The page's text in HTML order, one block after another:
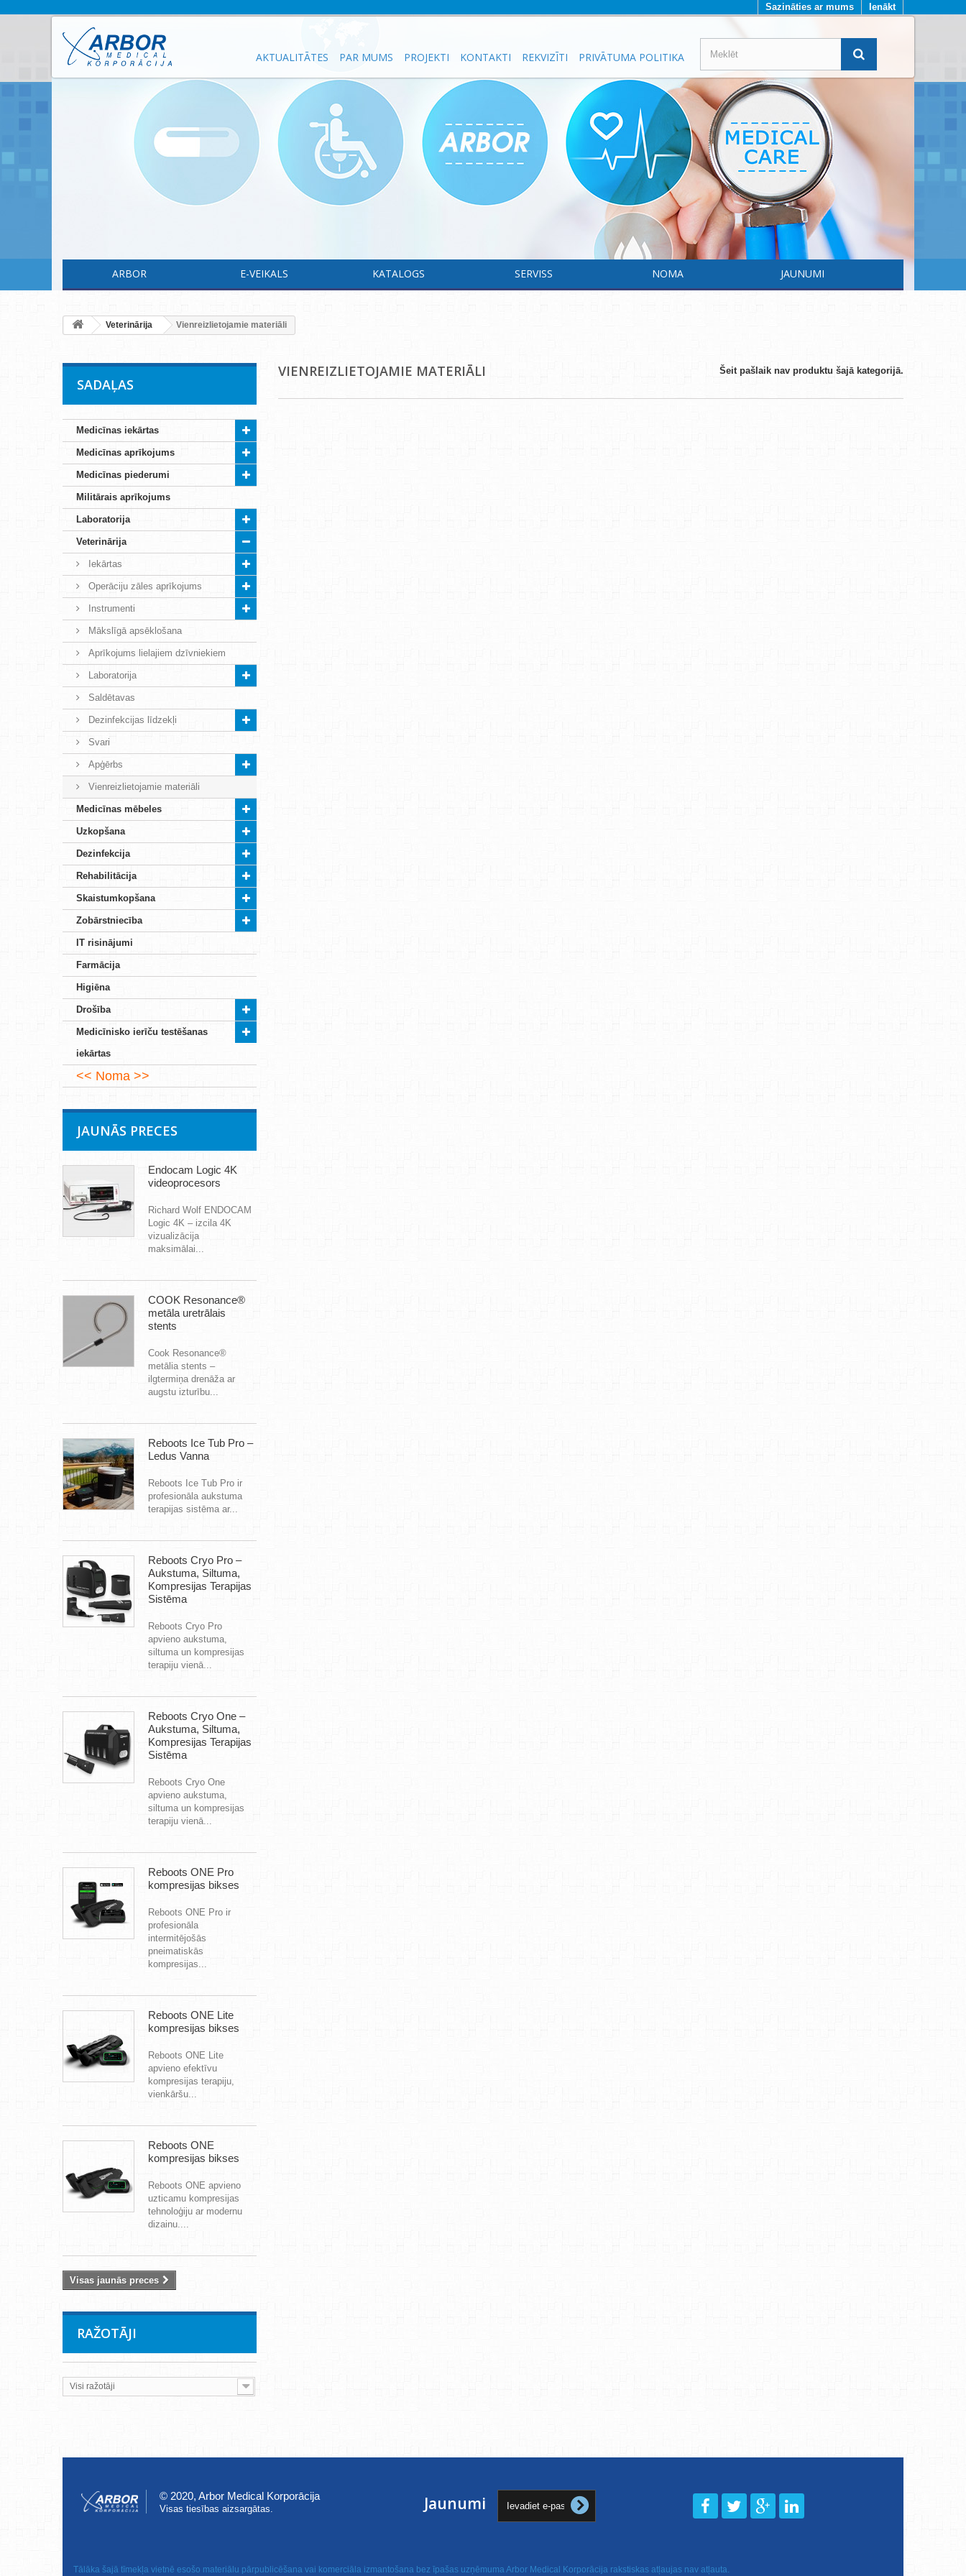
Ienākt
Sazināties ar mums
AKTUALITĀTES PAR MUMS PROJEKTI KONTAKTI REKVIZĪTI PRIVĀTUMA POLITIKA
ARBOR E-VEIKALS KATALOGS SERVISS NOMA JAUNUMI
Veterinārija Vienreizlietojamie materiāli
SADAĻAS
Medicīnas iekārtas
Medicīnas aprīkojums
Medicīnas piederumi
Militārais aprīkojums
Laboratorija
Veterinārija
Iekārtas
Operāciju zāles aprīkojums
Instrumenti
Mākslīgā apsēklošana
Aprīkojums lielajiem dzīvniekiem
Laboratorija
Saldētavas
Dezinfekcijas līdzekļi
Svari
Apģērbs
Vienreizlietojamie materiāli
Medicīnas mēbeles
Uzkopšana
Dezinfekcija
Rehabilitācija
Skaistumkopšana
Zobārstniecība
IT risinājumi
Farmācija
Higiēna
Drošība
Medicīnisko ierīču testēšanas
iekārtas
Noma
JAUNĀS PRECES
Endocam Logic 4K
videoprocesors
Richard Wolf ENDOCAM
Logic 4K – izcila 4K
vizualizācija
maksimālai...
COOK Resonance®
metāla uretrālais
stents
Cook Resonance®
metālia stents –
ilgtermiņa drenāža ar
augstu izturību...
Reboots Ice Tub Pro –
Ledus Vanna
Reboots Ice Tub Pro ir
profesionāla aukstuma
terapijas sistēma ar...
Reboots Cryo Pro –
Aukstuma, Siltuma,
Kompresijas Terapijas
Sistēma
Reboots Cryo Pro
apvieno aukstuma,
siltuma un kompresijas
terapiju vienā...
Reboots Cryo One –
Aukstuma, Siltuma,
Kompresijas Terapijas
Sistēma
Reboots Cryo One
apvieno aukstuma,
siltuma un kompresijas
terapiju vienā...
Reboots ONE Pro
kompresijas bikses
Reboots ONE Pro ir
profesionāla
intermitējošās
pneimatiskās
kompresijas...
Reboots ONE Lite
kompresijas bikses
Reboots ONE Lite
apvieno efektīvu
kompresijas terapiju,
vienkāršu...
Reboots ONE
kompresijas bikses
Reboots ONE apvieno
uzticamu kompresijas
tehnoloģiju ar modernu
dizainu....
Visas jaunās preces
RAŽOTĀJI
Visi ražotāji
VIENREIZLIETOJAMIE MATERIĀLI Šeit pašlaik nav produktu šajā kategorijā.
© 2020, Arbor Medical Korporācija
Visas tiesības aizsargātas. Jaunumi
Tālāka šajā tīmekļa vietnē esošo materiālu pārpublicēšana vai komerciāla izmantošana bez īpašas uzņēmuma Arbor Medical Korporācija rakstiskas atļaujas nav atļauta.